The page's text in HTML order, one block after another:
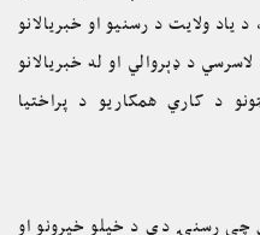
ولايت د رسنيو او خبریالانو
د ډېروالي او له خبریالانو
د کاري همکاريو د پراختيا
چې رسنۍ دې د خپلو خپرونو او